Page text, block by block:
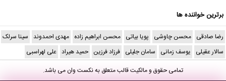
برترین خواننده ها
رضا صادقی محسن چاوشی پویا بیاتی محسن ابراهیم زاده مهدی احمدوند سینا سرلک
سالار عقیلی یوسف زمانی سامان جلیلی فرزاد فرزین حمید هیراد علی لهراسبی
تمامی حقوق و مالکیت قالب متعلق بهنکست وانمی باشد.